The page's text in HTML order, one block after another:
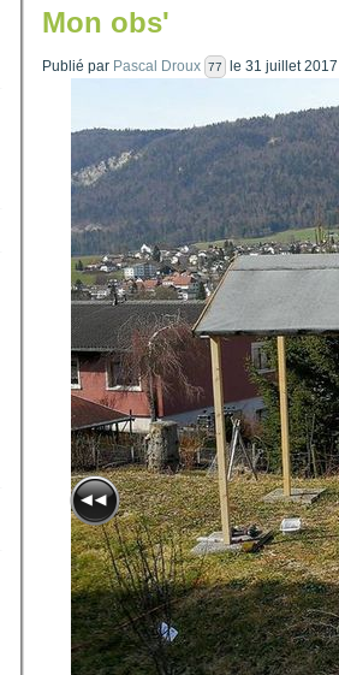
Mon obs'
Publié par Pascal Droux 77 le 31 juillet